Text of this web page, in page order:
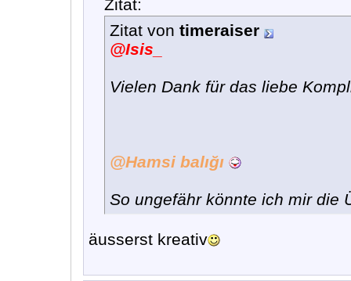
Zitat:
Zitat von timeraiser
@Isis_
Vielen Dank für das liebe
@Hamsi balığı
So ungefähr könnte ich mir die
äusserst kreativ